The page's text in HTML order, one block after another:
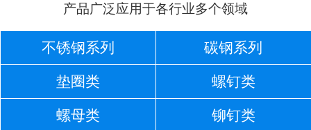
产品广泛应用于各行业多个领域
不锈钢系列 碳钢系列
垫圈类 螺钉类
螺母类 铆钉类